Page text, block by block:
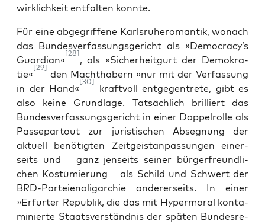
wirk­lich­keit ent­fal­ten konnte.
Für eine abge­grif­fe­ne Karls­ru­he­ro­man­tik, wonach
das Bun­des­ver­fas­sungs­ge­richt als »Democracy’s
Guar­di­an«
[28]
, als »Sicher­heit­gurt der Demo­kra­
tie«
[29]
den Macht­ha­bern »nur mit der Ver­fas­sung
in der Hand«
[30]
kraft­voll ent­ge­gen­tre­te, gibt es
also kei­ne Grund­la­ge. Tat­säch­lich bril­liert das
Bun­des­ver­fas­sungs­ge­richt in einer Dop­pel­rol­le als
Pas­se­par­tout zur juris­ti­schen Abseg­nung der
aktu­ell benö­tig­ten Zeit­geist­an­pas­sun­gen einer­
seits und – ganz jen­seits sei­ner bür­ger­freund­li­
chen Kos­tü­mie­rung – als Schild und Schwert der
BRD-Par­tei­en­olig­ar­chie ande­rer­seits. In einer
»Erfur­ter Repu­blik, die das mit Hyper­mo­ral kon­ta­
mi­nier­te Staats­ver­ständ­nis der spä­ten Bun­des­re­